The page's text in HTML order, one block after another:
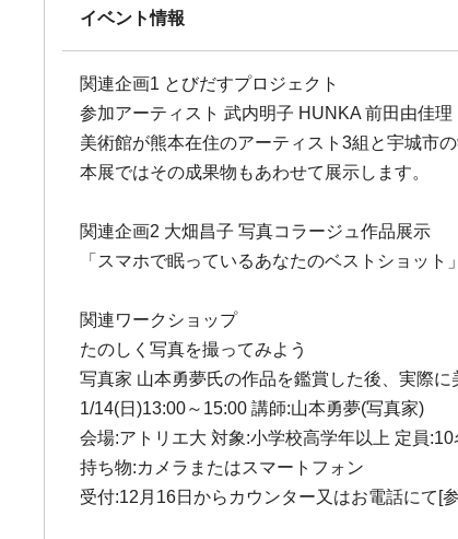
イベント情報
関連企画1 とびだすプロジェクト
参加アーティスト 武内明子 HUNKA 前田由佳理
美術館が熊本在住のアーティスト3組と宇城市
本展ではその成果物もあわせて展示します。
関連企画2 大畑昌子 写真コラージュ作品展示
「スマホで眠っているあなたのベストショッ
関連ワークショップ
たのしく写真を撮ってみよう
写真家 山本勇夢氏の作品を鑑賞した後、実際
1/14(日)13:00～15:00 講師:山本勇夢(写真家)
会場:アトリエ大 対象:小学校高学年以上 定員:10
持ち物:カメラまたはスマートフォン
受付:12月16日からカウンター又はお電話にて[